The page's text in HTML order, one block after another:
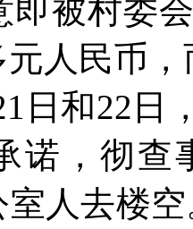
即被村委
人民币
日和22 日
诺，彻查
室人去楼